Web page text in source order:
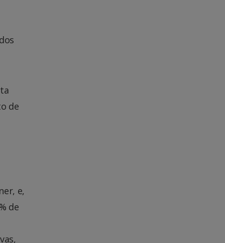
de
e,
de